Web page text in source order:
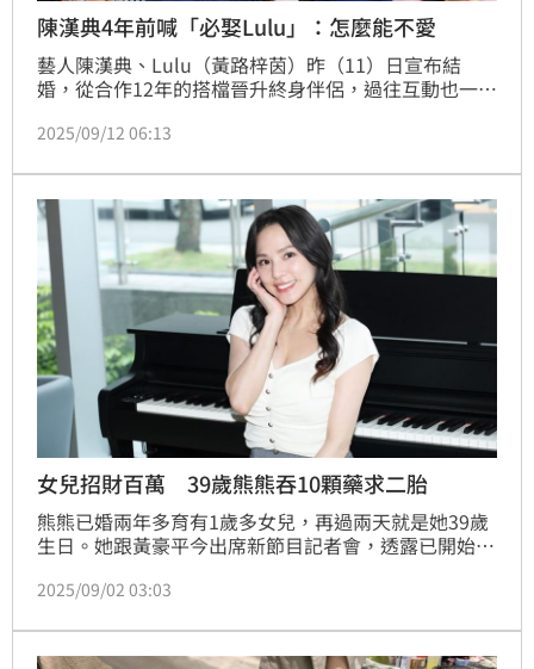
陳漢典4年前喊「必娶Lulu」：怎麼能不愛
藝人陳漢典、Lulu（黃路梓茵）昨（11）日宣布結
婚，從合作12年的搭檔晉升終身伴侶，過往互動也一一
典被問到最欣賞Lulu哪個部分，毫不猶豫直指是對方的
的，相處起來很舒服很重要，有舒服才有幸福。」
2025/09/12 06:13
女兒招財百萬 39歲熊熊吞10顆藥求二胎
熊熊已婚兩年多育有1歲多女兒，再過兩天就是她39歲
生日。她跟黃豪平今出席新節目記者會，透露已開始醞
查，希望第二胎可以屬馬，「我女兒是龍頭，所以第二
歆
2025/09/02 03:03